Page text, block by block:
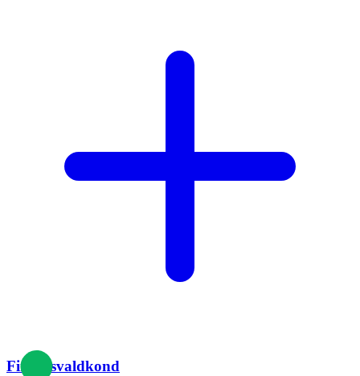
Finantsvaldkond